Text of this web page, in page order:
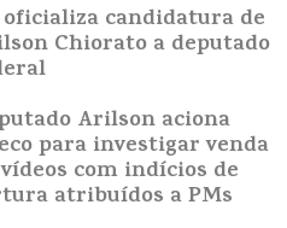
oficializa candidatura de
Chiorato a deputado
Arilson aciona
para investigar venda
com indícios de
atribuídos a PMs